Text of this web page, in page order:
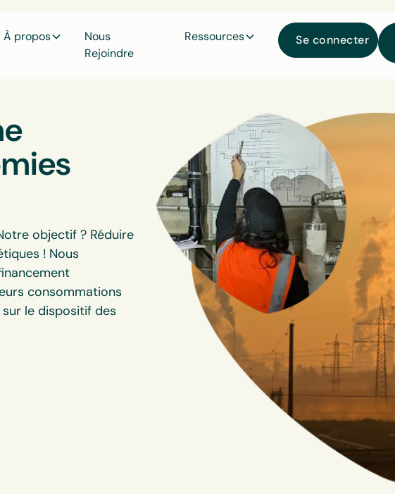
À propos
Nous
Rejoindre
Ressources Se connecter
objectif ? Réduire
! Nous
consommations
le dispositif des